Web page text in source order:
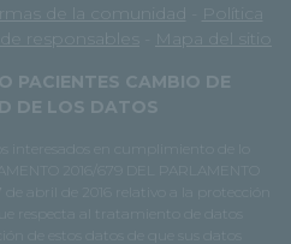
de la comunidad
Política
responsables
Mapa del sitio
PACIENTES CAMBIO DE
DE LOS DATOS
interesados en cumplimiento de lo
2016/679 DEL PARLAMENTO
de abril de 2016 relativo a la protección
respecta al tratamiento de datos
de estos datos de que sus datos